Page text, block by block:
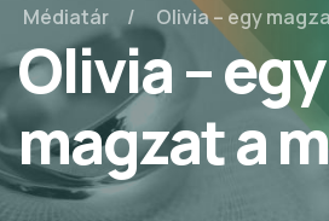
Médiatár
Olivia – egy
Olivia – egy
magzat a